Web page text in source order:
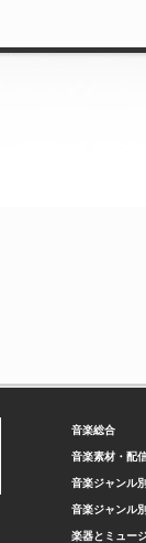
音楽総合
音楽素材・配
音楽ジャンル
音楽ジャンル
楽器とミュー